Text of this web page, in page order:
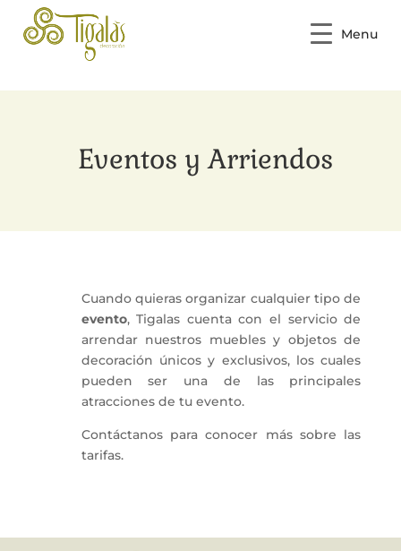
Menu
Eventos y Arriendos
Cuando quieras organizar cualquier tipo de
evento, Tigalas cuenta con el servicio de
arrendar nuestros muebles y objetos de
decoración únicos y exclusivos, los cuales
pueden ser una de las principales
atracciones de tu evento.
Contáctanos para conocer más sobre las
tarifas.